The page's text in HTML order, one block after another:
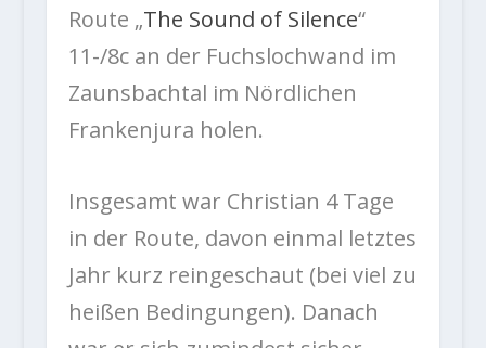
Route „The Sound of Silence“
11-/8c an der Fuchslochwand im
Zaunsbachtal im Nördlichen
Frankenjura holen.
Insgesamt war Christian 4 Tage
in der Route, davon einmal letztes
Jahr kurz reingeschaut (bei viel zu
heißen Bedingungen). Danach